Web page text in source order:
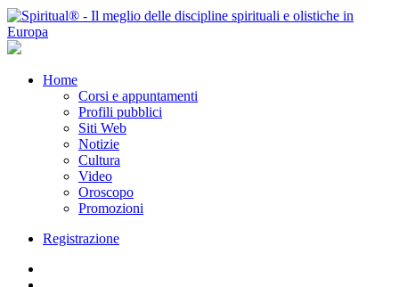
Home
Corsi e appuntamenti
Profili pubblici
Siti Web
Notizie
Cultura
Video
Oroscopo
Promozioni
Registrazione